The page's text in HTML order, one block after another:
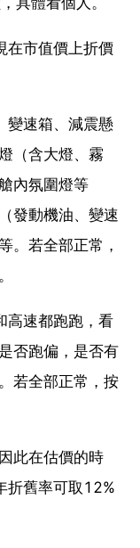
在市值價上折價
變速箱、減震懸
（含大燈、霧
內氛圍燈等
發動機油、變速
。若全部正常，
高速都跑跑，看
否跑偏，是否有
若全部正常，按
此在估價的時
折舊率可取12%